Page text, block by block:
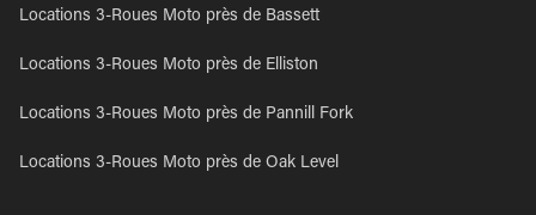
Locations 3-Roues Moto près de Bassett
Locations 3-Roues Moto près de Elliston
Locations 3-Roues Moto près de Pannill Fork
Locations 3-Roues Moto près de Oak Level